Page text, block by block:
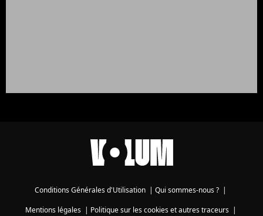
Conditions Générales d'Utilisation | Qui sommes-nous ? |
Mentions légales| Politique sur les cookies et autres traceurs|